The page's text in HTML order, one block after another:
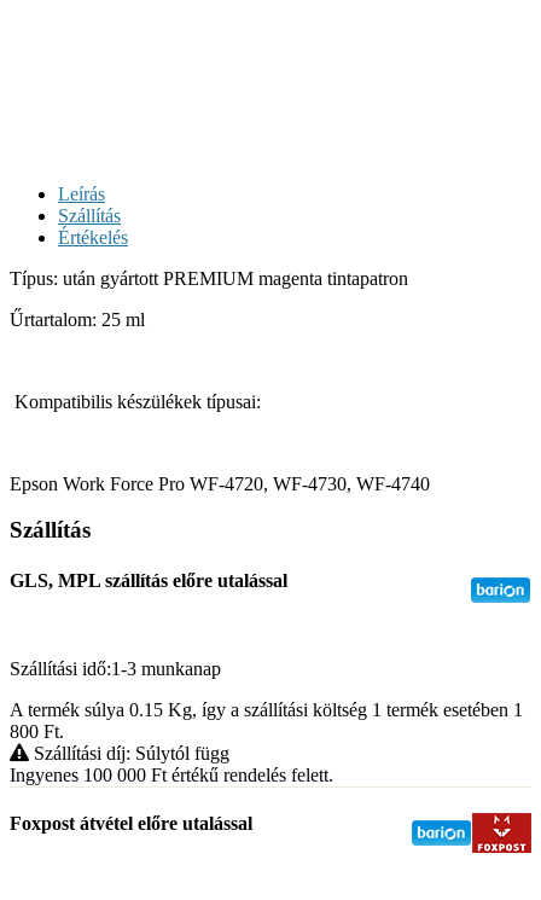
Leírás
Szállítás
Értékelés
Típus: után gyártott PREMIUM magenta tintapatron
Űrtartalom: 25 ml
Kompatibilis készülékek típusai:
Epson Work Force Pro WF-4720, WF-4730, WF-4740
Szállítás
GLS, MPL szállítás előre utalással
Szállítási idő:1-3 munkanap
A termék súlya 0.15 Kg, így a szállítási költség 1 termék esetében 1
800 Ft.
Szállítási díj: Súlytól függ
Ingyenes 100 000 Ft értékű rendelés felett.
Foxpost átvétel előre utalással